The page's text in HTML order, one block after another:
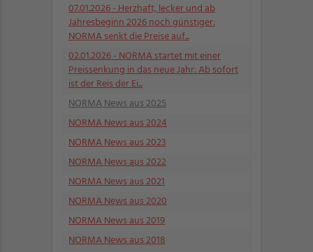
07.01.2026- Herzhaft, lecker und ab
Jahresbeginn 2026 noch günstiger:
NORMA senkt die Preise auf...
02.01.2026- NORMA startet mit einer
Preissenkung in das neue Jahr: Ab sofort
ist der Reis der Ei...
NORMA News aus 2025
NORMA News aus 2024
NORMA News aus 2023
NORMA News aus 2022
NORMA News aus 2021
NORMA News aus 2020
NORMA News aus 2019
NORMA News aus 2018